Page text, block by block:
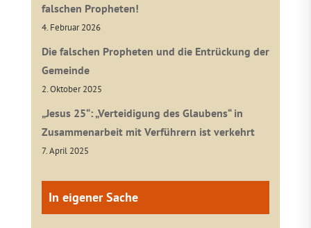
falschen Propheten!
4. Februar 2026
Die falschen Propheten und die Entrückung der
Gemeinde
2. Oktober 2025
„Jesus 25“: „Verteidigung des Glaubens“ in
Zusammenarbeit mit Verführern ist verkehrt
7. April 2025
In eigener Sache